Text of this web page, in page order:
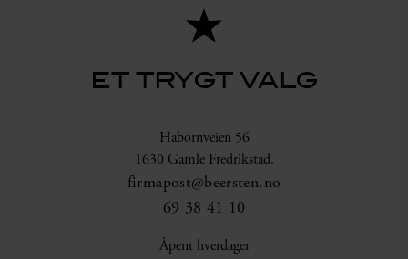
ET TRYGT VALG
Habornveien 56
1630 Gamle Fredrikstad.
firmapost@beersten.no
69 38 41 10
Åpent hverdager